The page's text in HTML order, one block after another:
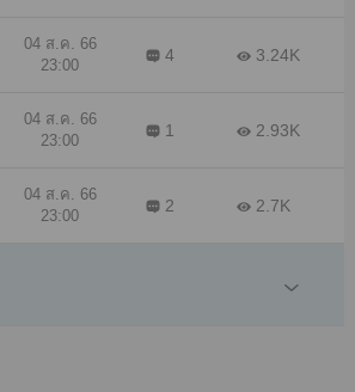
04 ส.ค. 66
23:00
4 3.24K
04 ส.ค. 66
23:00
1 2.93K
04 ส.ค. 66
23:00
2 2.7K